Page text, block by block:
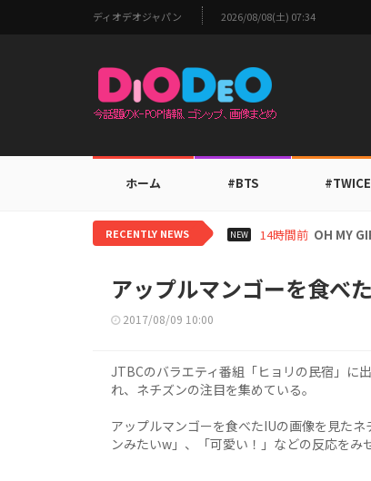
ディオデオジャパン 2026/08/08(土) 07:34
ホーム #BTS #TWICE
RECENTLY NEWS NEW 14時間前 OH MY
アップルマンゴーを食べ
2017/08/09 10:00
JTBCのバラエティ番組「ヒョリの民宿」に
れ、ネチズンの注目を集めている。
アップルマンゴーを食べたIUの画像を見た
ンみたいw」、「可愛い！」などの反応をみ